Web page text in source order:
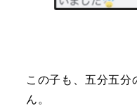
この子も、五分五
ん。